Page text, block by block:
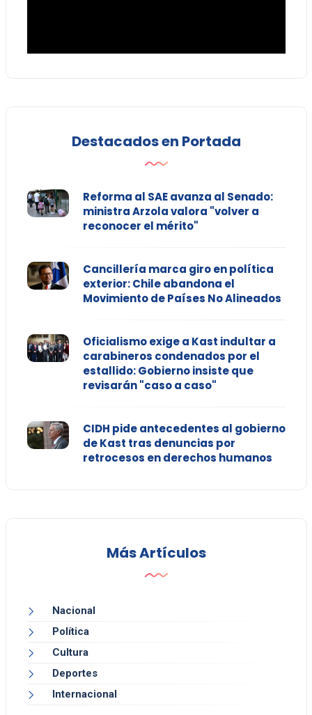
Destacados en Portada
Reforma al SAE avanza al Senado:
ministra Arzola valora "volver a
reconocer el mérito"
Cancillería marca giro en política
exterior: Chile abandona el
Movimiento de Países No Alineados
Oficialismo exige a Kast indultar a
carabineros condenados por el
estallido: Gobierno insiste que
revisarán "caso a caso"
CIDH pide antecedentes al gobierno
de Kast tras denuncias por
retrocesos en derechos humanos
Más Artículos
Nacional
Política
Cultura
Deportes
Internacional